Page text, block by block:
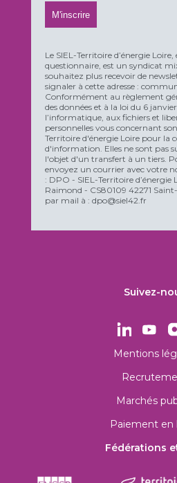
Le SIEL-Territoire d’énergie
questionnaire, est un syndicat
souhaitez plus recevoir de
signaler à cette adresse :
Conformément au règlement
des données et à la loi du 6
l’informatique, aux fichiers et
personnelles vous concernant
Territoire d'énergie Loire pour la
d'information. Elles ne sont pas
l'objet d'un transfert à un tiers.
envoyez un courrier avec votre
: DPO - SIEL-Territoire
Raimond - CS80109 42271
par mail à : dpo@siel42.fr
Suivez-
Mentions
Marchés
Paiement en
Fédérations